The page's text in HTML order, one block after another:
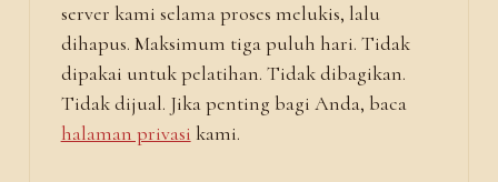
server kami selama proses melukis, lalu
dihapus. Maksimum tiga puluh hari. Tidak
dipakai untuk pelatihan. Tidak dibagikan.
Tidak dijual. Jika penting bagi Anda, baca
halaman privasi kami.